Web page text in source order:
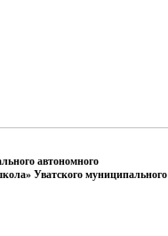
автономного
Уватского муниципального